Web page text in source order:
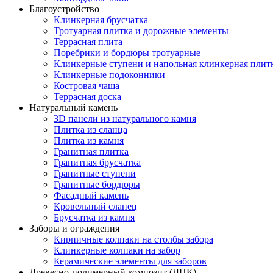
Благоустройство
Клинкерная брусчатка
Тротуарная плитка и дорожные элементы
Террасная плита
Поребрики и бордюры тротуарные
Клинкерные ступени и напольная клинкерная
Клинкерные подоконники
Костровая чаша
Террасная доска
Натуральный камень
3D панели из натурального камня
Плитка из сланца
Плитка из камня
Гранитная плитка
Гранитная брусчатка
Гранитные ступени
Гранитные бордюры
Фасадный камень
Кровельный сланец
Брусчатка из камня
Заборы и ограждения
Кирпичные колпаки на столбы забора
Клинкерные колпаки на забор
Керамические элементы для заборов